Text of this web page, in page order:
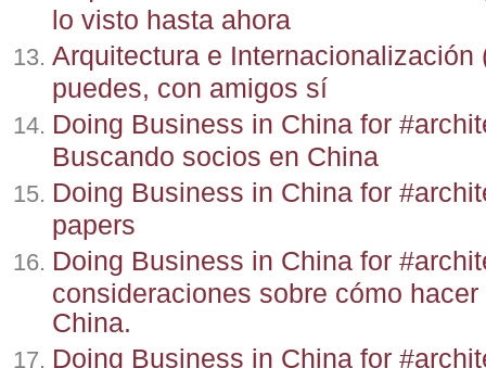
lo visto hasta ahora
Arquitectura e Internacionalización
puedes, con amigos sí
Doing Business in China for
Buscando socios en China
Doing Business in China for
papers
Doing Business in China for
consideraciones sobre cómo
China.
Doing Business in China for